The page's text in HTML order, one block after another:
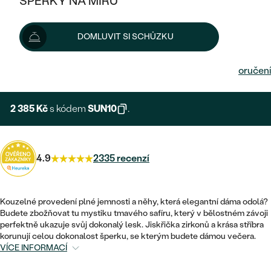
KOMBINOVANÉ ZLATO
DLE STYLU
BEZ KAMENE
ETERNITY
VYKROJENÉ
NETRADIČNÍ
TEPANÉ
POSTRANNÍ KAMENY
HALO
VINTAGE
NETRADIČNÍ
SESTAV SI SVŮJ PRSTEN
ZAČÍT S PRSTENEM
VÝPRODEJ
KDYŽ ŠPERKY POMÁHAJÍ
DLE TYPU
NÁUŠNICE
PRSTENY
PŘÍVĚSKY
NÁRAMKY
SETY
PLATINOVÉ
PECKOVÉ
MINIMALISTICKÉ
SOLITÉR
VE TVARU SRDCE
ZLATÉ
STŘÍBRNÉ
SOLITÉR
NAROZENÍ DÍTĚTE
PERSONALIZOVANÉ
SE ZNAMENÍM ZVĚROKRUHU
ŠPERKY SKLADEM
VÝPRODEJ
DLE MATERIÁLU
STŘÍBRNÉ
PLATINOVÉ
DLE STYLU
ETERNITY
DOMLUVIT SI SCHŮZKU
2 650 Kč
Možnosti doručení
2 385 Kčs kódem SUN10 .
4.9 2335 recenzí
Kouzelné provedení plné jemnosti a něhy, která elegantní dáma odolá?
Budete zbožňovat tu mystiku tmavého safíru, který v bělostném závoji
perfektně ukazuje svůj dokonalý lesk. Jiskřička zirkonů a krása stříbra
korunují celou dokonalost šperku, se kterým budete dámou večera.
VÍCE INFORMACÍ